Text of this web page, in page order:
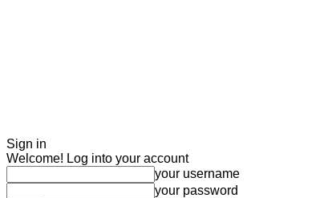
Sign in
Welcome! Log into your account
your username
your password